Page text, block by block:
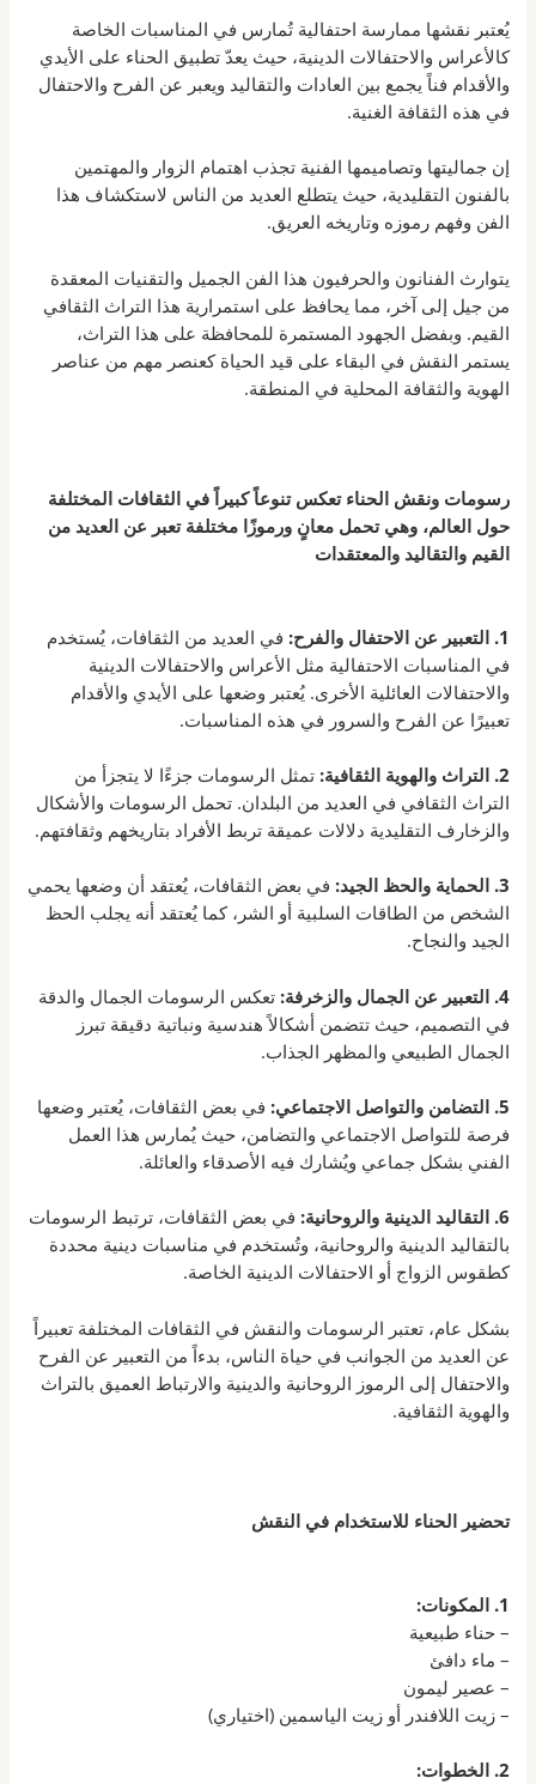
يُعتبر نقشها ممارسة احتفالية تُمارس في المناسبات الخاصة
كالأعراس والاحتفالات الدينية، حيث يعدّ تطبيق الحناء على الأيدي
والأقدام فناً يجمع بين العادات والتقاليد ويعبر عن الفرح والاحتفال
في هذه الثقافة الغنية.
إن جماليتها وتصاميمها الفنية تجذب اهتمام الزوار والمهتمين
بالفنون التقليدية، حيث يتطلع العديد من الناس لاستكشاف هذا
الفن وفهم رموزه وتاريخه العريق.
يتوارث الفنانون والحرفيون هذا الفن الجميل والتقنيات المعقدة
من جيل إلى آخر، مما يحافظ على استمرارية هذا التراث الثقافي
القيم. وبفضل الجهود المستمرة للمحافظة على هذا التراث،
يستمر النقش في البقاء على قيد الحياة كعنصر مهم من عناصر
الهوية والثقافة المحلية في المنطقة.
رسومات ونقش الحناء تعكس تنوعاً كبيراً في الثقافات المختلفة
حول العالم، وهي تحمل معانٍ ورموزًا مختلفة تعبر عن العديد من
القيم والتقاليد والمعتقدات
1. التعبير عن الاحتفال والفرح:
في العديد من الثقافات، يُستخدم
في المناسبات الاحتفالية مثل الأعراس والاحتفالات الدينية
والاحتفالات العائلية الأخرى. يُعتبر وضعها على الأيدي والأقدام
تعبيرًا عن الفرح والسرور في هذه المناسبات.
2. التراث والهوية الثقافية:
تمثل الرسومات جزءًا لا يتجزأ من
التراث الثقافي في العديد من البلدان. تحمل الرسومات والأشكال
والزخارف التقليدية دلالات عميقة تربط الأفراد بتاريخهم وثقافتهم.
3. الحماية والحظ الجيد:
في بعض الثقافات، يُعتقد أن وضعها يحمي
الشخص من الطاقات السلبية أو الشر، كما يُعتقد أنه يجلب الحظ
الجيد والنجاح.
4. التعبير عن الجمال والزخرفة:
تعكس الرسومات الجمال والدقة
في التصميم، حيث تتضمن أشكالاً هندسية ونباتية دقيقة تبرز
الجمال الطبيعي والمظهر الجذاب.
5. التضامن والتواصل الاجتماعي:
في بعض الثقافات، يُعتبر وضعها
فرصة للتواصل الاجتماعي والتضامن، حيث يُمارس هذا العمل
الفني بشكل جماعي ويُشارك فيه الأصدقاء والعائلة.
6. التقاليد الدينية والروحانية:
في بعض الثقافات، ترتبط الرسومات
بالتقاليد الدينية والروحانية، وتُستخدم في مناسبات دينية محددة
كطقوس الزواج أو الاحتفالات الدينية الخاصة.
بشكل عام، تعتبر الرسومات والنقش في الثقافات المختلفة تعبيراً
عن العديد من الجوانب في حياة الناس، بدءاً من التعبير عن الفرح
والاحتفال إلى الرموز الروحانية والدينية والارتباط العميق بالتراث
والهوية الثقافية.
تحضير الحناء للاستخدام في النقش
1. المكونات:
– حناء طبيعية
– ماء دافئ
– عصير ليمون
– زيت اللافندر أو زيت الياسمين (اختياري)
2. الخطوات: